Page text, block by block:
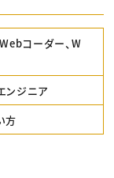
コーダー、W
ンジニア
方